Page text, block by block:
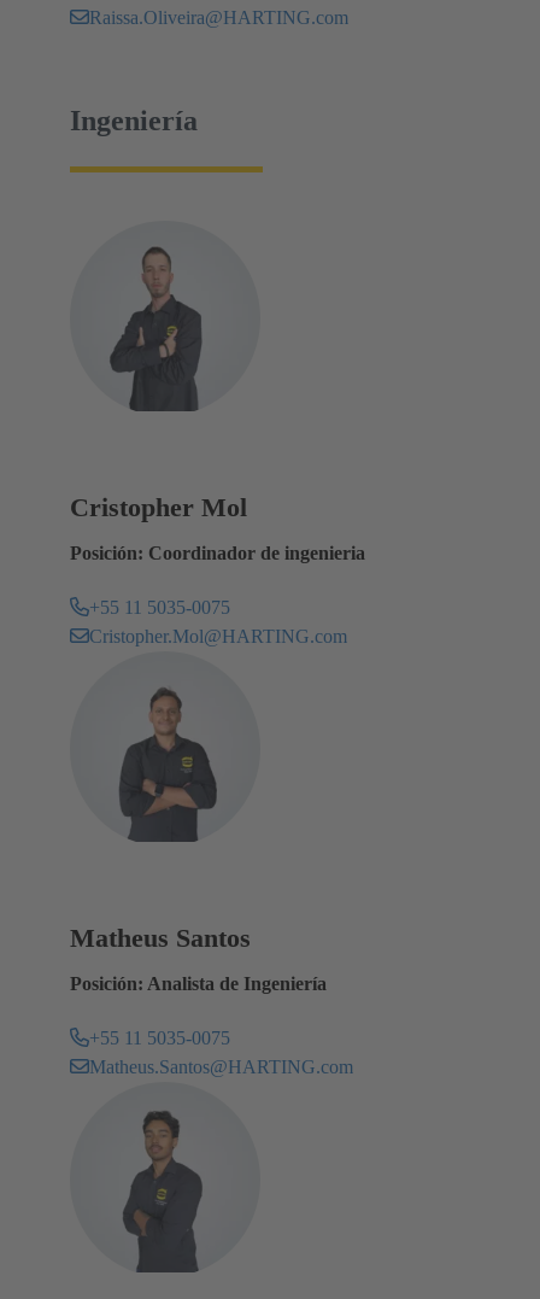
Raissa.Oliveira@HARTING.com
Ingeniería
Cristopher Mol
Posición: Coordinador de ingenieria
+55 11 5035-0075
Cristopher.Mol@HARTING.com
Matheus Santos
Posición: Analista de Ingeniería
+55 11 5035-0075
Matheus.Santos@HARTING.com